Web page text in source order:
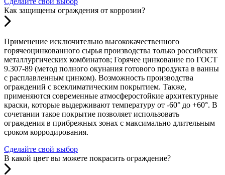
Как защищены ограждения от коррозии?
Применение исключительно высококачественного
горячеоцинкованного сырья производства только российских
металлургических комбинатов; Горячее цинкование по ГОСТ
9.307-89 (метод полного окунания готового продукта в ванны
с расплавленным цинком). Возможность производства
ограждений с всеклиматическим покрытием. Также,
применяются современные атмосферостойкие архитектурные
краски, которые выдерживают температуру от -60° до +60°. В
сочетании такое покрытие позволяет использовать
ограждения в прибрежных зонах с максимально длительным
сроком корродирования.
Сделайте свой выбор
В какой цвет вы можете покрасить ограждение?